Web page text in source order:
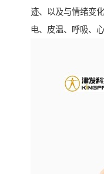
迹、以及与情绪变
电、皮温、呼吸、